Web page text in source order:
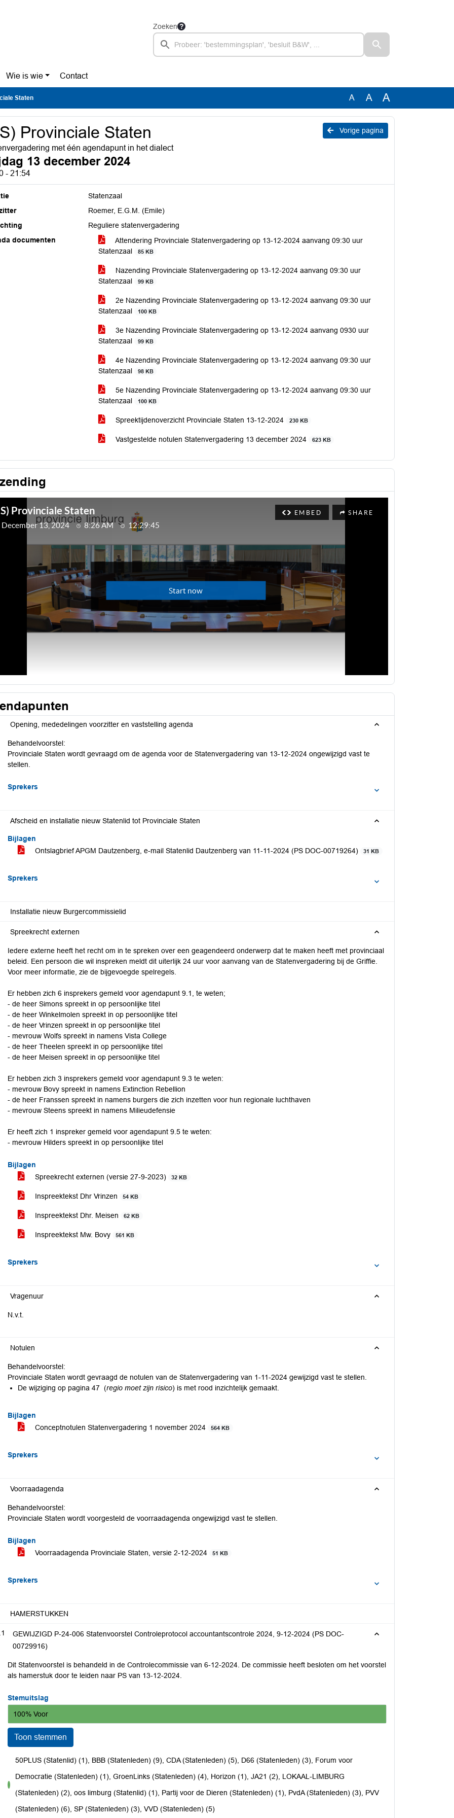
Zoeken
Wie is wie Contact
Staten A A A
Vorige pagina
Provinciale Staten
met één agendapunt in het dialect
13 december 2024
- 21:54
Statenzaal
Roemer, E.G.M. (Emile)
Reguliere statenvergadering
documenten
Attendering Provinciale Statenvergadering op 13-12-2024 aanvang 09:30 uur
Statenzaal
85 KB
Nazending Provinciale Statenvergadering op 13-12-2024 aanvang 09:30 uur
Statenzaal
99 KB
2e Nazending Provinciale Statenvergadering op 13-12-2024 aanvang 09:30 uur
Statenzaal
100 KB
3e Nazending Provinciale Statenvergadering op 13-12-2024 aanvang 0930 uur
Statenzaal
99 KB
4e Nazending Provinciale Statenvergadering op 13-12-2024 aanvang 09:30 uur
Statenzaal
98 KB
5e Nazending Provinciale Statenvergadering op 13-12-2024 aanvang 09:30 uur
Statenzaal
100 KB
Spreektijdenoverzicht Provinciale Staten 13-12-2024 230 KB
Vastgestelde notulen Statenvergadering 13 december 2024 623 KB
Opening, mededelingen voorzitter en vaststelling agenda
Behandelvoorstel:
Provinciale Staten wordt gevraagd om de agenda voor de Statenvergadering van 13-12-2024 ongewijzigd vast te
stellen.
Sprekers
Afscheid en installatie nieuw Statenlid tot Provinciale Staten
Bijlagen
Ontslagbrief APGM Dautzenberg, e-mail Statenlid Dautzenberg van 11-11-2024 (PS DOC-00719264)
31 KB
Sprekers
Installatie nieuw Burgercommissielid
Spreekrecht externen
Iedere externe heeft het recht om in te spreken over een geagendeerd onderwerp dat te maken heeft met provinciaal
beleid. Een persoon die wil inspreken meldt dit uiterlijk 24 uur voor aanvang van de Statenvergadering bij de Griffie.
Voor meer informatie, zie de bijgevoegde spelregels.
Er hebben zich 6 insprekers gemeld voor agendapunt 9.1, te weten;
- de heer Simons spreekt in op persoonlijke titel
- de heer Winkelmolen spreekt in op persoonlijke titel
- de heer Vrinzen spreekt in op persoonlijke titel
- mevrouw Wolfs spreekt in namens Vista College
- de heer Theelen spreekt in op persoonlijke titel
- de heer Meisen spreekt in op persoonlijke titel
Er hebben zich 3 insprekers gemeld voor agendapunt 9.3 te weten:
- mevrouw Bovy spreekt in namens Extinction Rebellion
- de heer Franssen spreekt in namens burgers die zich inzetten voor hun regionale luchthaven
- mevrouw Steens spreekt in namens Milieudefensie
Er heeft zich 1 inspreker gemeld voor agendapunt 9.5 te weten:
- mevrouw Hilders spreekt in op persoonlijke titel
Bijlagen
Spreekrecht externen (versie 27-9-2023)
32 KB
Inspreektekst Dhr Vrinzen 54 KB
Inspreektekst Dhr. Meisen 62 KB
Inspreektekst Mw. Bovy 561 KB
Sprekers
Vragenuur
N.v.t.
Notulen
Behandelvoorstel:
Provinciale Staten wordt gevraagd de notulen van de Statenvergadering van 1-11-2024 gewijzigd vast te stellen.
De wijziging op pagina 47 (regio moet zijn risico) is met rood inzichtelijk gemaakt.
Bijlagen
Conceptnotulen Statenvergadering 1 november 2024
564 KB
Sprekers
Voorraadagenda
Behandelvoorstel:
Provinciale Staten wordt voorgesteld de voorraadagenda ongewijzigd vast te stellen.
Bijlagen
Voorraadagenda Provinciale Staten, versie 2-12-2024
51 KB
Sprekers
HAMERSTUKKEN
GEWIJZIGD P-24-006 Statenvoorstel Controleprotocol accountantscontrole 2024, 9-12-2024 (PS DOC-
00729916)
Dit Statenvoorstel is behandeld in de Controlecommissie van 6-12-2024. De commissie heeft besloten om het voorstel
als hamerstuk door te leiden naar PS van 13-12-2024.
Stemuitslag
100% Voor
Toon stemmen
voor
50PLUS (Statenlid) (1), BBB (Statenleden) (9), CDA (Statenleden) (5), D66 (Statenleden) (3), Forum voor
Democratie (Statenleden) (1), GroenLinks (Statenleden) (4), Horizon (1), JA21 (2), LOKAAL-LIMBURG
(Statenleden) (2), oos limburg (Statenlid) (1), Partij voor de Dieren (Statenleden) (1), PvdA (Statenleden) (3), PVV
(Statenleden) (6), SP (Statenleden) (3), VVD (Statenleden) (5)